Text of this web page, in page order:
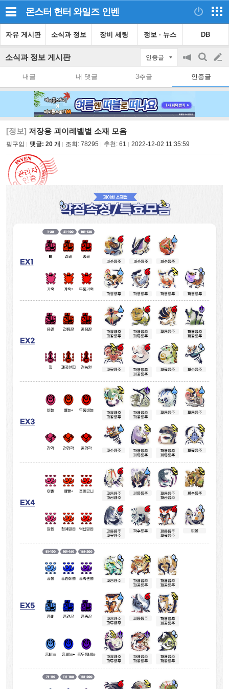
몬스터 헌터 와일즈 인벤
자유 게시판 소식과 정보 장비 세팅 정보 · 뉴스 DB
소식과 정보 게시판 인증글
공
on/off
검
색
글
쓰
내글 내 댓글 3추글 인증글
[정보] 저장용 괴이레벨별 소재 모음
핑구임 댓글: 20 개 조회: 78295 추천: 61 2022-12-02 11:35:59